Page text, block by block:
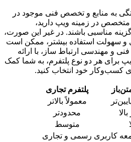
به منابع و تخصص فنی موجود در
در زمینه ویپ دارید،
مناسبی باشند. در غیر این صورت،
و سهولت استفاده بیشتر، ممکن است
و مهندسی ارتباط ساز، با ارائه
برای هر دو نوع پلتفرم، به شما کمک
کسب‌وکار خود انتخاب کنید.
پلتفرم تجاری
معمولاً بالاتر
محدودتر
متوسط
کاربری رسمی و تجاری